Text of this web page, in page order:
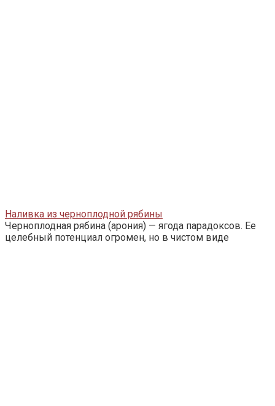
Наливка из черноплодной рябины
Черноплодная рябина (арония) — ягода парадоксов. Ее
целебный потенциал огромен, но в чистом виде